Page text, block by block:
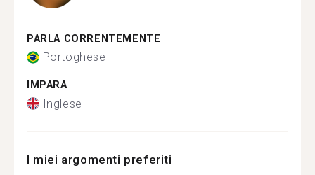
PARLA CORRENTEMENTE
Portoghese
IMPARA
Inglese
I miei argomenti preferiti